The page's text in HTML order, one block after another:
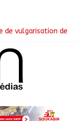
de vulgarisation de
locales à
l’axe Faya-Kalaït
chantiers
vers leur